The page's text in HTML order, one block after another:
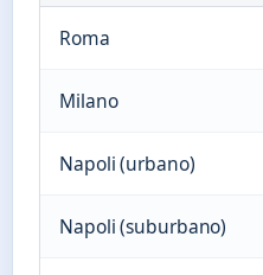
Roma
Milano
Napoli (urbano)
Napoli (suburbano)